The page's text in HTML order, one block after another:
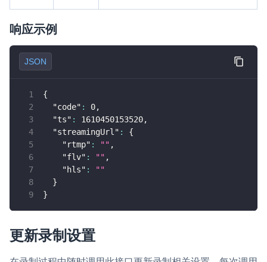
响应示例
JSON
{
"code" : 0,
"ts" : 1610450153520,
"streamingUrl" :
{
"rtmp" : "" ,
"flv" : "" ,
"hls" :
""
}
}
更新录制设置